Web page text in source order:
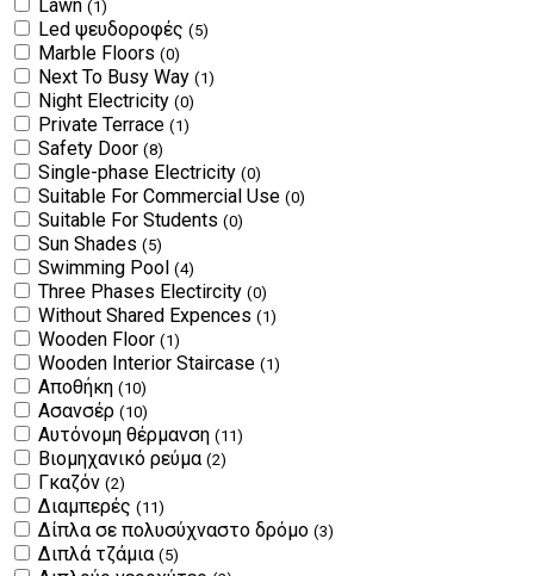
Lawn (1)
Led ψευδοροφές (5)
Marble Floors (0)
Next To Busy Way (1)
Night Electricity (0)
Private Terrace (1)
Safety Door (8)
Single-phase Electricity (0)
Suitable For Commercial Use (0)
Suitable For Students (0)
Sun Shades (5)
Swimming Pool (4)
Three Phases Electircity (0)
Without Shared Expences (1)
Wooden Floor (1)
Wooden Interior Staircase (1)
Αποθήκη (10)
Ασανσέρ (10)
Αυτόνομη θέρμανση (11)
Βιομηχανικό ρεύμα (2)
Γκαζόν (2)
Διαμπερές (11)
Δίπλα σε πολυσύχναστο δρόμο (3)
Διπλά τζάμια (5)